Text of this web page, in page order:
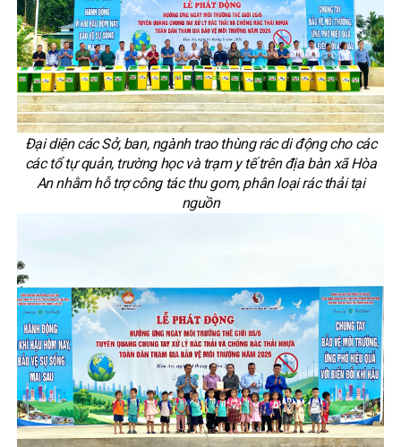
Đại diện các Sở, ban, ngành trao thùng rác di động cho các
các tổ tự quản, trường học và trạm y tế trên địa bàn xã Hòa
An nhằm hỗ trợ công tác thu gom, phân loại rác thải tại
nguồn